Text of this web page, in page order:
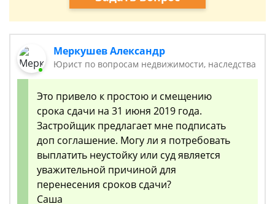
Меркушев Александр
Юрист по вопросам недвижимости, наследства
Это привело к простою и смещению
срока сдачи на 31 июня 2019 года.
Застройщик предлагает мне подписать
доп соглашение. Могу ли я потребовать
выплатить неустойку или суд является
уважительной причиной для
перенесения сроков сдачи?
Саша